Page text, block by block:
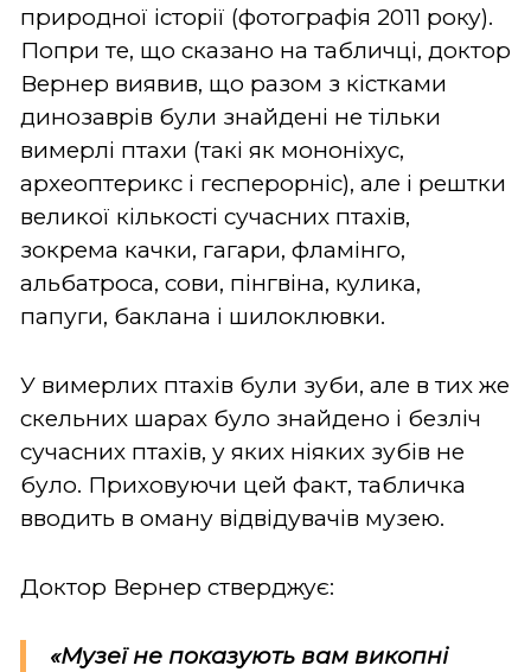
природної історії (фотографія 2011 року).
Попри те, що сказано на табличці, доктор
Вернер виявив, що разом з кістками
динозаврів були знайдені не тільки
вимерлі птахи (такі як мононіхус,
археоптерикс і гесперорніс), але і рештки
великої кількості сучасних птахів,
зокрема качки, гагари, фламінго,
альбатроса, сови, пінгвіна, кулика,
папуги, баклана і шилоклювки.
У вимерлих птахів були зуби, але в тих же
скельних шарах було знайдено і безліч
сучасних птахів, у яких ніяких зубів не
було. Приховуючи цей факт, табличка
вводить в оману відвідувачів музею.
Доктор Вернер стверджує:
«Музеї не показують вам викопні